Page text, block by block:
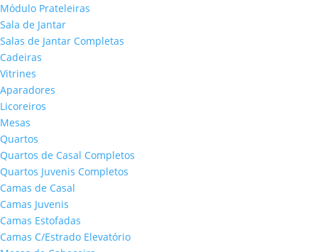
Módulo Prateleiras
Sala de Jantar
Salas de Jantar Completas
Cadeiras
Vitrines
Aparadores
Licoreiros
Mesas
Quartos
Quartos de Casal Completos
Quartos Juvenis Completos
Camas de Casal
Camas Juvenis
Camas Estofadas
Camas C/Estrado Elevatório